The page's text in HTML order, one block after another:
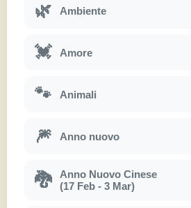
🌿 Ambiente
💓 Amore
🐾 Animali
🎆 Anno nuovo
🐉
Anno Nuovo Cinese
(17 Feb - 3 Mar)